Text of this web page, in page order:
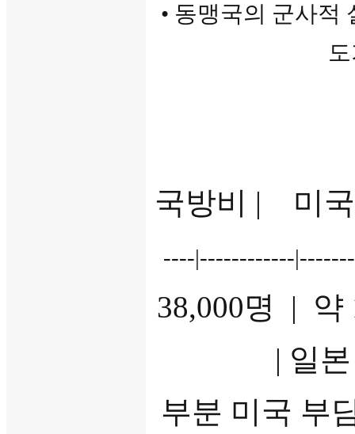
• 동맹국의 군사적
국방비 | 미
----|------------
38,000명 |
| 일
부분 미국 부